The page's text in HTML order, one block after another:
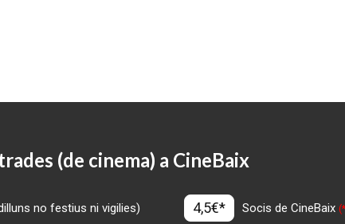
(de cinema) a CineBaix
no festius ni vigilies) 4,5€* Socis de CineBaix